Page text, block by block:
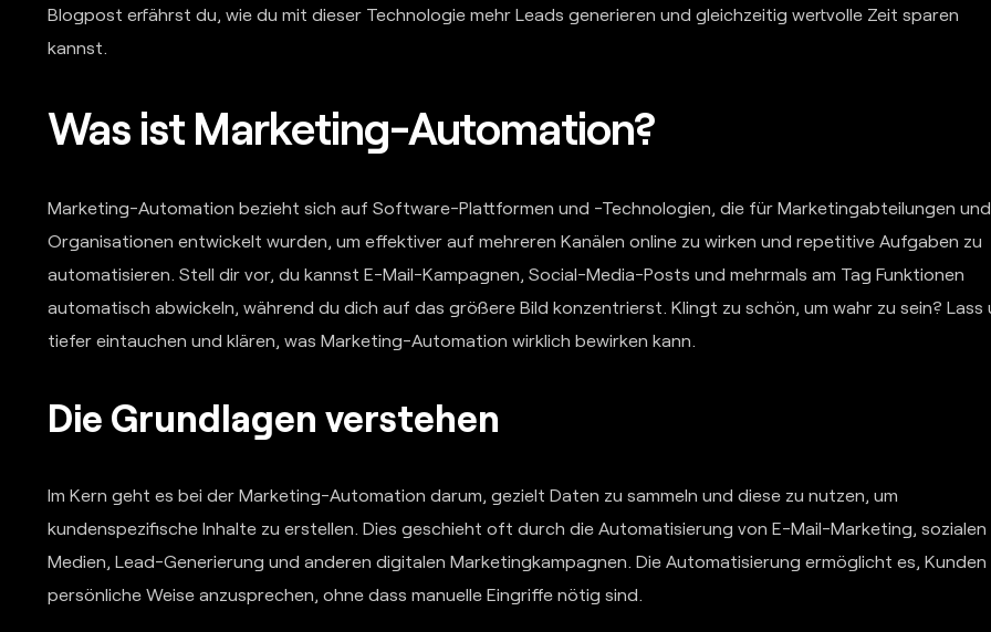
Blogpost erfährst du, wie du mit dieser Technologie mehr Leads generieren und gleichzeitig wertvolle Zeit sparen
kannst.
Was ist Marketing-Automation?
Marketing-Automation bezieht sich auf Software-Plattformen und -Technologien, die für Marketingabteilungen und
Organisationen entwickelt wurden, um effektiver auf mehreren Kanälen online zu wirken und repetitive Aufgaben zu
automatisieren. Stell dir vor, du kannst E-Mail-Kampagnen, Social-Media-Posts und mehrmals am Tag Funktionen
automatisch abwickeln, während du dich auf das größere Bild konzentrierst. Klingt zu schön, um wahr zu sein? Lass
tiefer eintauchen und klären, was Marketing-Automation wirklich bewirken kann.
Die Grundlagen verstehen
Im Kern geht es bei der Marketing-Automation darum, gezielt Daten zu sammeln und diese zu nutzen, um
kundenspezifische Inhalte zu erstellen. Dies geschieht oft durch die Automatisierung von E-Mail-Marketing, sozialen
Medien, Lead-Generierung und anderen digitalen Marketingkampagnen. Die Automatisierung ermöglicht es, Kunden
persönliche Weise anzusprechen, ohne dass manuelle Eingriffe nötig sind.